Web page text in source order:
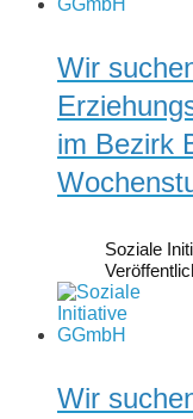
Wir
im Bezirk
Soziale
Wir